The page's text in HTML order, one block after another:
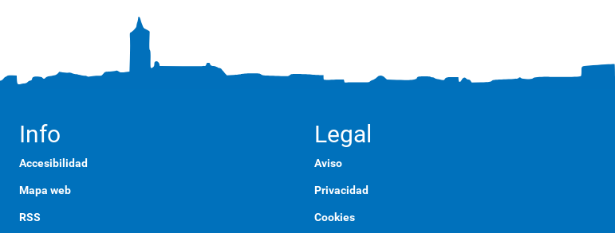
Info
Accesibilidad
Mapa web
RSS
Legal
Aviso
Privacidad
Cookies